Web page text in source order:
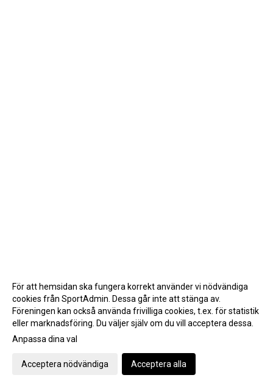
Gå till Webbversion
För att hemsidan ska fungera korrekt använder vi nödvändiga
cookies från SportAdmin. Dessa går inte att stänga av.
Föreningen kan också använda frivilliga cookies, t.ex. för statistik
eller marknadsföring. Du väljer själv om du vill acceptera dessa.
Anpassa dina val
Acceptera nödvändiga Acceptera alla